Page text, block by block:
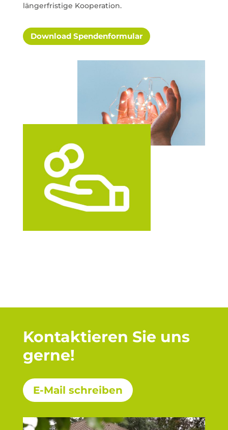
längerfristige Kooperation.
Download Spendenformular
Kontaktieren Sie uns
gerne!
E-Mail schreiben